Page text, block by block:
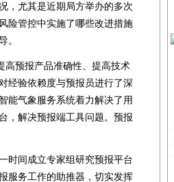
尤其是近期局方举办的多次
险管控中实施了哪些改进措施
。
预报产品准确性、提高技术
经验依赖度与预报员进行了深
能气象服务系统着力解决了用
，解决预报端工具问题。预报
间成立专家组研究预报平台
服务工作的助推器，切实发挥